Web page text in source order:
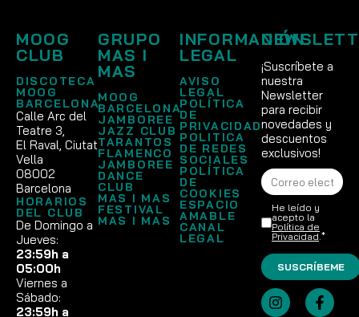
MOOG
CLUB
DISCOTECA
MOOG
BARCELONA
Calle Arc del
Teatre 3,
El Raval, Ciutat
Vella
08002
Barcelona
HORARIOS
DEL CLUB
De Domingo a
Jueves:
23:59h a
05:00h
Viernes a
Sábado:
23:59h a
GRUPO
MAS I
MAS
MOOG
BARCELONA
JAMBOREE
JAZZ CLUB
TARANTOS
FLAMENCO
JAMBOREE
DANCE
CLUB
MAS I MAS
FESTIVAL
MAS I MAS
INFORMACIÓN
LEGAL
AVISO
LEGAL
POLÍTICA
DE
PRIVACIDAD
POLITICA
DE REDES
SOCIALES
POLÍTICA
DE
COOKIES
ESPACIO
AMABLE
CANAL
LEGAL
¡Suscríbete a
nuestra
Newsletter
para recibir
novedades y
descuentos
exclusivos!
He leído y
acepto la
Política de
Privacidad.*
SUSCRÍBEME